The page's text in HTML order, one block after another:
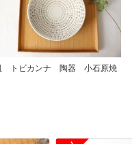
トビカンナ 陶器 小石原焼